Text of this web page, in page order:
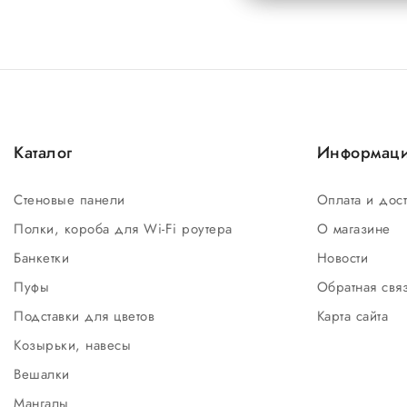
Каталог
Стеновые панели
Полки, короба для Wi-Fi роутера
Банкетки
Пуфы
Подставки для цветов
Козырьки, навесы
Вешалки
Мангалы
Оплата и
О магазине
Новости
Обратная
Карта сайта